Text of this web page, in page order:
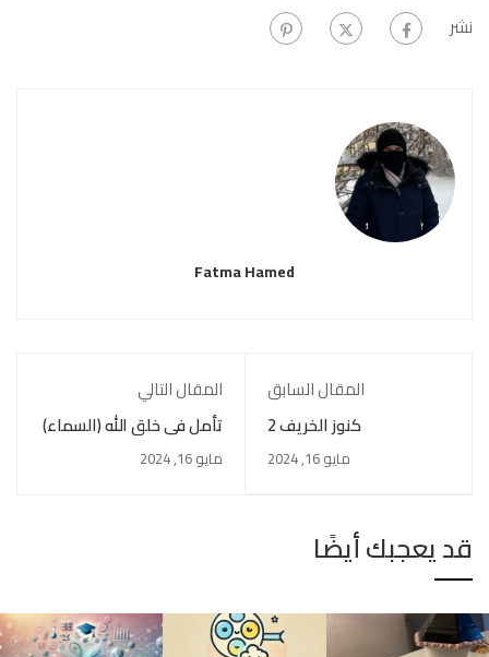
نشر
Fatma Hamed
المقال السابق
كنوز الخريف 2
مايو 16, 2024
المقال التالي
تأمل في خلق الله (السماء)
مايو 16, 2024
قد يعجبك أيضًا